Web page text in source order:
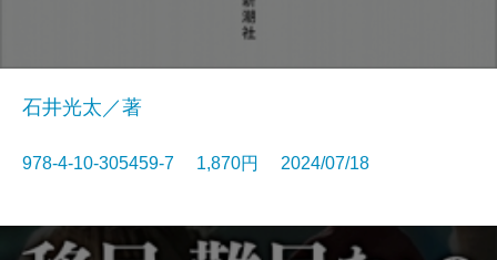
石井光太／著
978-4-10-305459-7 1,870円 2024/07/18